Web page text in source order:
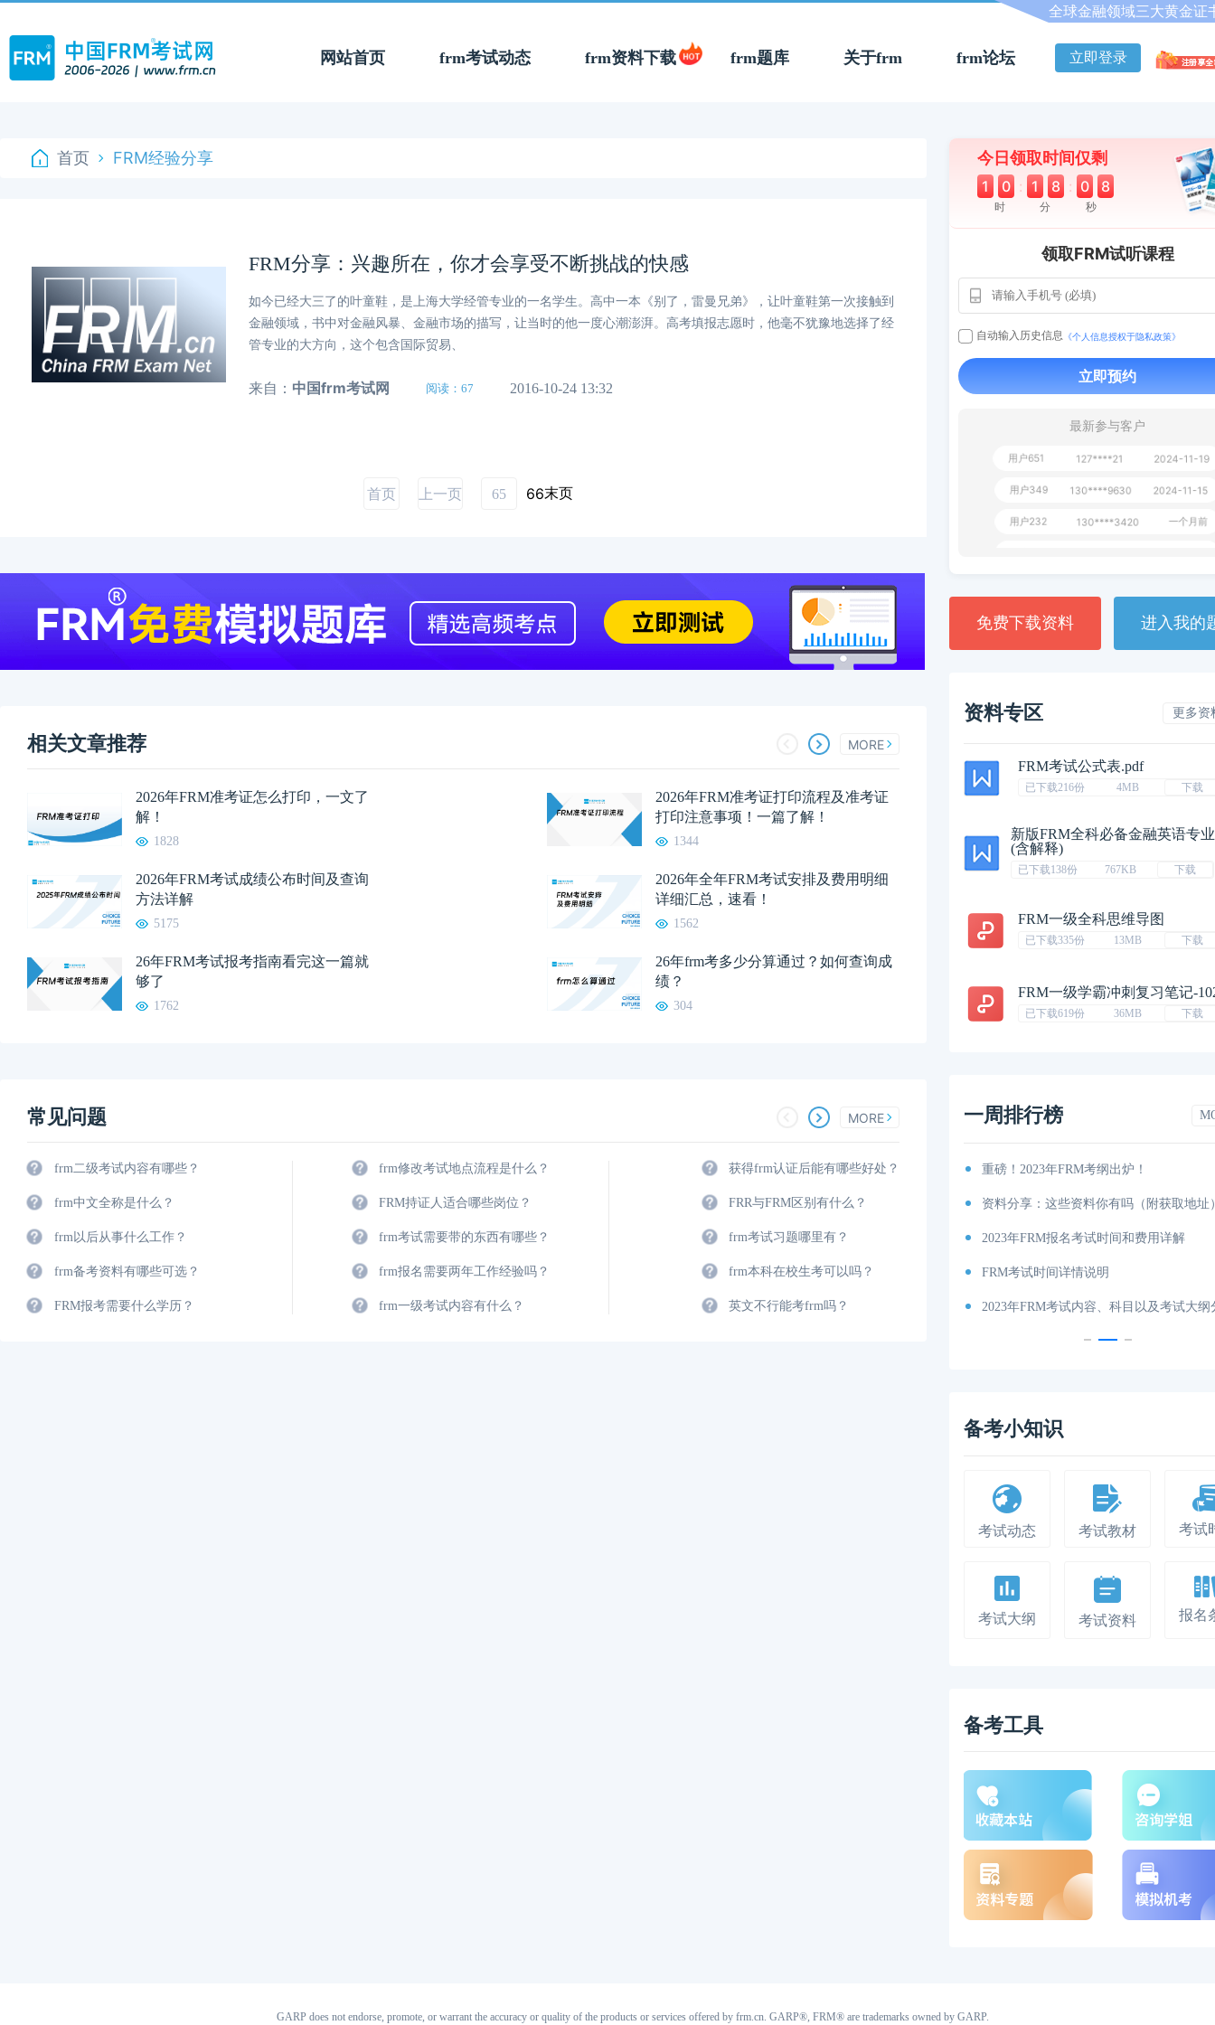
全球金融领域三大黄金证
网站首页 frm考试动态 frm资料下载 frm题库 关于frm frm论坛 立即登录
首页 FRM经验分享
FRM分享：兴趣所在，你才会享受不断挑战的快感
如今已经大三了的叶童鞋，是上海大学经管专业的一名学生。高中一本《别了，雷曼兄弟》，让叶童鞋第一次接触到
金融领域，书中对金融风暴、金融市场的描写，让当时的他一度心潮澎湃。高考填报志愿时，他毫不犹豫地选择了经
管专业的大方向，这个包含国际贸易、
来自： 中国frm考试网 阅读：67 2016-10-24 13:32
首页 上一页 65 66末页
相关文章推荐 MORE
2026年FRM准考证怎么打印，一文了
解！
1828
2026年FRM准考证打印流程及准考证
打印注意事项！一篇了解！
1344
2026年FRM考试成绩公布时间及查询
方法详解
5175
2026年全年FRM考试安排及费用明细
详细汇总，速看！
1562
26年FRM考试报考指南看完这一篇就
够了
1762
26年frm考多少分算通过？如何查询成
绩？
304
常见问题 MORE
frm二级考试内容有哪些？
frm中文全称是什么？
frm以后从事什么工作？
frm备考资料有哪些可选？
FRM报考需要什么学历？
frm修改考试地点流程是什么？
FRM持证人适合哪些岗位？
frm考试需要带的东西有哪些？
frm报名需要两年工作经验吗？
frm一级考试内容有什么？
获得frm认证后能有哪些好处？
FRR与FRM区别有什么？
frm考试习题哪里有？
frm本科在校生考可以吗？
英文不行能考frm吗？
今日领取时间仅剩
1 0 : 1 8 : 0 7
时 分 秒
领取FRM试听课程
自动输入历史信息 《个人信息授权于隐私政策》
立即预约
最新参与客户
130****8017
用户651 127****21 2024-11-19
用户349 130****9630 2024-11-15
用户232 130****3420 一个月前
免费下载资料 进入我的
资料专区 更多资
FRM考试公式表.pdf
已下载216份 4MB 下载
新版FRM全科必备金融英语专
(含解释)
已下载138份 767KB 下载
FRM一级全科思维导图
已下载335份 13MB 下载
FRM一级学霸冲刺复习笔记-
已下载619份 36MB 下载
一周排行榜
2023年FRM考试安排汇总篇
2023年FRM报名流程图
FRM考试知识点：特雷诺比率
FRM考试知识点：马科维茨有效前沿
2023年FRM考试科目及考试内容介绍！
重磅！2023年FRM考纲出炉！
资料分享：这些资料你有吗（附获取地址）？
2023年FRM报名考试时间和费用详解
FRM考试时间详情说明
2023年FRM考试内容、科目以及考试大纲分享！
2023年FRM考试如何更改考试地点呢？
考下FRM大概要多少钱？
FRM考试报名流程，2023年FRM报名最新
2023年FRM一级考试时间详细说明
FRM考下来大概一共要花多少钱？
备考小知识
考试动态 考试教材 考试
考试大纲 考试资料 报名
备考工具
GARP does not endorse, promote, or warrant the accuracy or quality of the products or services offered by frm.cn. GARP®, FRM® are trademarks owned by GARP.